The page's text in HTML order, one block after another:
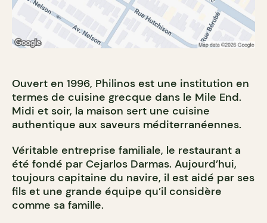
Ouvert en 1996, Philinos est une institution en
termes de cuisine grecque dans le Mile End.
Midi et soir, la maison sert une cuisine
authentique aux saveurs méditerranéennes.
Véritable entreprise familiale, le restaurant a
été fondé par Cejarlos Darmas. Aujourd’hui,
toujours capitaine du navire, il est aidé par ses
fils et une grande équipe qu’il considère
comme sa famille.